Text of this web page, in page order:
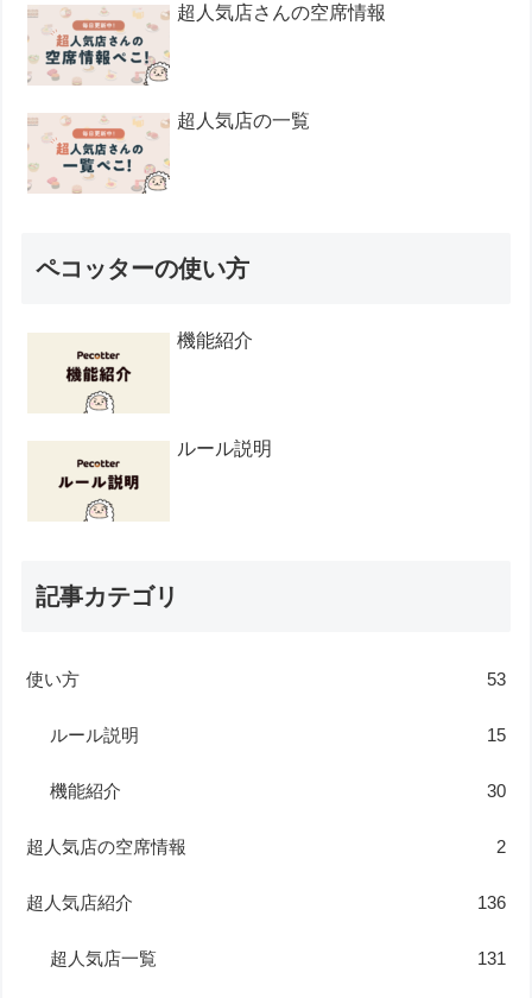
超人気店さんの空席情報
超人気店の一覧
ペコッターの使い方
機能紹介
ルール説明
記事カテゴリ
使い方 53
ルール説明 15
機能紹介 30
超人気店の空席情報 2
超人気店紹介 136
超人気店一覧 131